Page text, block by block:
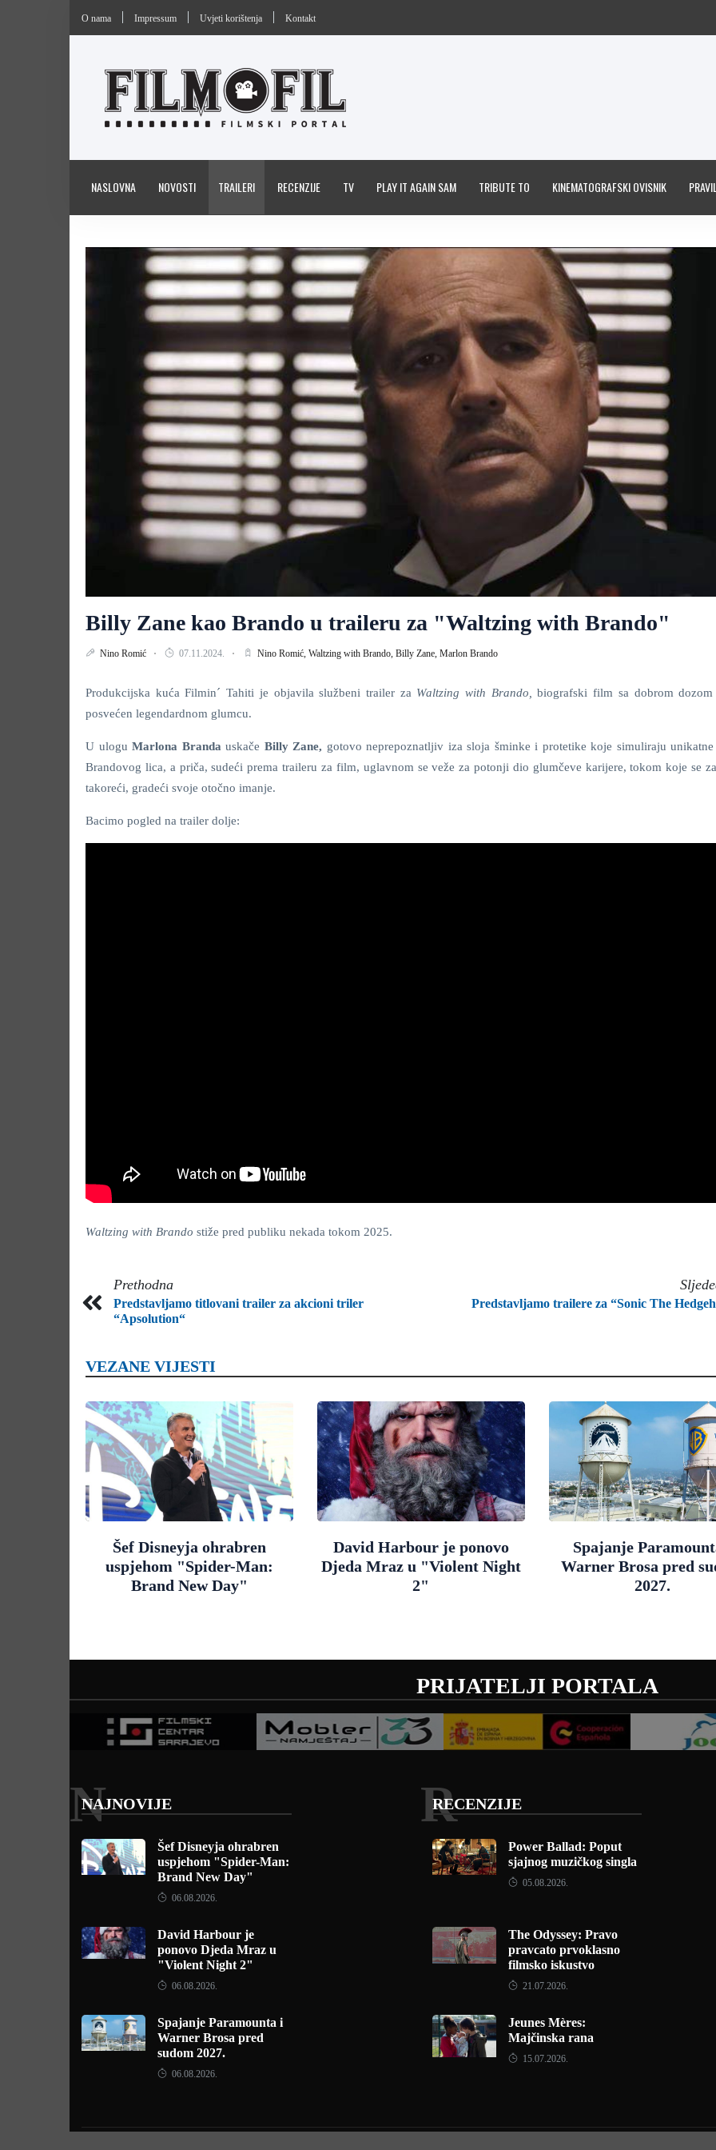
O nama Impressum Uvjeti korištenja Kontakt
NASLOVNA NOVOSTI TRAILERI RECENZIJE TV PLAY IT AGAIN SAM TRIBUTE TO KINEMATOGRAFSKI OVISNIK
Billy Zane kao Brando u traileru za "Waltzing with Brando"
Nino Romić 07.11.2024. Nino Romić, Waltzing with Brando, Billy Zane, Marlon Brando
Produkcijska kuća Filmin´ Tahiti je objavila službeni trailer za Waltzing with Brando,biografski film sa dobrom dozom
posvećen legendardnom glumcu.
U uloguMarlona Brandauskače Billy Zane, gotovo neprepoznatljiv iza sloja šminke i protetike koje simuliraju
Brandovog lica, a priča, sudeći prema traileru za film, uglavnom se veže za potonji dio glumčeve karijere, tokom koje se
takoreći, gradeći svoje otočno imanje.
Bacimo pogled na trailer dolje:
Waltzing with Brando stiže pred publiku nekada tokom 2025.
Prethodna
Predstavljamo titlovani trailer za akcioni triler
“Apsolution“
Predstavljamo trailere za “Sonic The
VEZANE VIJESTI
Šef Disneyja ohrabren
uspjehom "Spider-Man:
Brand New Day"
David Harbour je ponovo
Djeda Mraz u "Violent Night
2"
Spajanje
Warner Brosa pred
2027.
PRIJATELJI PORTALA
NAJNOVIJE
N
Šef Disneyja ohrabren
uspjehom "Spider-Man:
Brand New Day"
06.08.2026.
David Harbour je
ponovo Djeda Mraz u
"Violent Night 2"
06.08.2026.
Spajanje Paramounta i
Warner Brosa pred
sudom 2027.
06.08.2026.
RECENZIJE
R
Power Ballad: Poput
sjajnog muzičkog singla
05.08.2026.
The Odyssey: Pravo
pravcato prvoklasno
filmsko iskustvo
21.07.2026.
Jeunes Mères:
Majčinska rana
15.07.2026.